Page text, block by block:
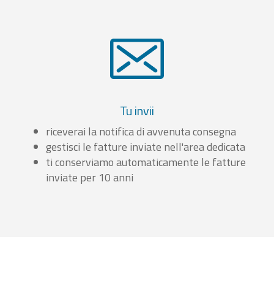
Tu invii
riceverai la notifica di avvenuta consegna
gestisci le fatture inviate nell'area dedicata
ti conserviamo automaticamente le fatture
inviate per 10 anni